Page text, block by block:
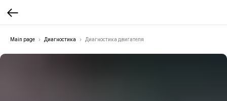
Main page Диагностика Диагностика двигателя